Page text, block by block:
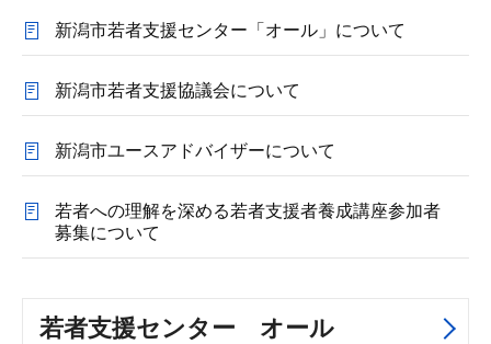
新潟市若者支援センター「オール」について
新潟市若者支援協議会について
新潟市ユースアドバイザーについて
若者への理解を深める若者支援者養成講座参加者
募集について
若者支援センター オール